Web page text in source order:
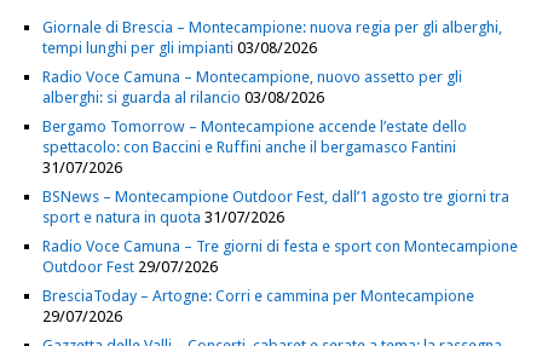
Giornale di Brescia – Montecampione: nuova regia per gli alberghi,
tempi lunghi per gli impianti 03/08/2026
Radio Voce Camuna – Montecampione, nuovo assetto per gli
alberghi: si guarda al rilancio 03/08/2026
Bergamo Tomorrow – Montecampione accende l’estate dello
spettacolo: con Baccini e Ruffini anche il bergamasco Fantini
31/07/2026
BSNews – Montecampione Outdoor Fest, dall’1 agosto tre giorni tra
sport e natura in quota 31/07/2026
Radio Voce Camuna – Tre giorni di festa e sport con Montecampione
Outdoor Fest 29/07/2026
BresciaToday – Artogne: Corri e cammina per Montecampione
29/07/2026